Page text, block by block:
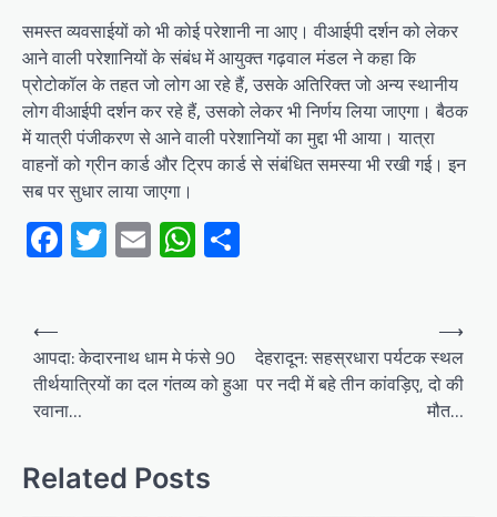
समस्त व्यवसाईयों को भी कोई परेशानी ना आए। वीआईपी दर्शन को लेकर
आने वाली परेशानियों के संबंध में आयुक्त गढ़वाल मंडल ने कहा कि
प्रोटोकॉल के तहत जो लोग आ रहे हैं, उसके अतिरिक्त जो अन्य स्थानीय
लोग वीआईपी दर्शन कर रहे हैं, उसको लेकर भी निर्णय लिया जाएगा। बैठक
में यात्री पंजीकरण से आने वाली परेशानियों का मुद्दा भी आया। यात्रा
वाहनों को ग्रीन कार्ड और ट्रिप कार्ड से संबंधित समस्या भी रखी गई। इन
सब पर सुधार लाया जाएगा।
Facebook
Twitter
EmailWhatsApp
Post
navigation
⟵
आपदा: केदारनाथ धाम मे फंसे 90
तीर्थयात्रियों का दल गंतव्य को हुआ
रवाना…
देहरादून: सहस्रधारा पर्यटक स्थल
पर नदी में बहे तीन कांवड़िए, दो की
मौत…
⟶
Related Posts